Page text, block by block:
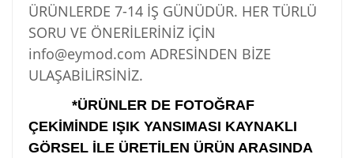
ÜRÜNLERDE 7-14 İŞ GÜNÜDÜR. HER TÜRLÜ
SORU VE ÖNERİLERİNİZ İÇİN
info@eymod.com ADRESİNDEN BİZE
ULAŞABİLİRSİNİZ.
*ÜRÜNLER DE FOTOĞRAF
ÇEKİMİNDE IŞIK YANSIMASI KAYNAKLI
GÖRSEL İLE ÜRETİLEN ÜRÜN ARASINDA